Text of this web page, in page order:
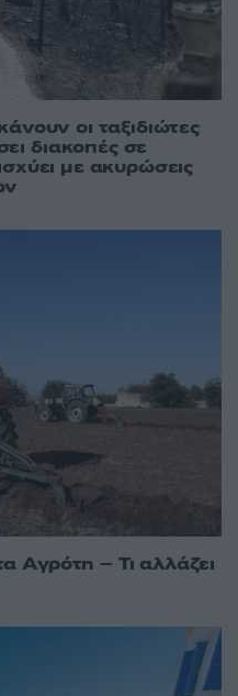
οι ταξιδιώτες
διακοπές σε
με ακυρώσεις
Αγρότη – Τι αλλάζει